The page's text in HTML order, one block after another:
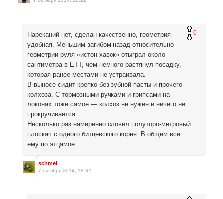
0
Нареканий нет, сделан качественно, геометрия
удобная. Меньшим загибом назад относительно
геометрии руля «истон хавок» отыграл около
сантиметра в ЕТТ, чем немного растянул посадку,
которая ранее местами не устраивала.
В выносе сидит крепко без зубной пасты и прочего
колхоза. С тормозными ручками и грипсами на
локонах тоже самое — колхоз не нужен и ничего не
прокручивается.
Несколько раз намеренно словил полуторо-метровый
плоскач с одного битцевского корня. В общем все
ему по этцамое.
schmel
7 октября 2014, 18:32